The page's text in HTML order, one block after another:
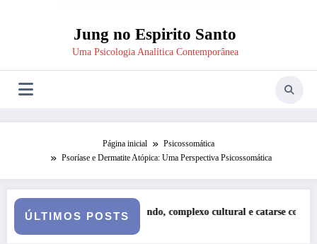
Jung no Espirito Santo
Uma Psicologia Analítica Contemporânea
Página inicial
Psicossomática
Psoríase e Dermatite Atópica: Uma Perspectiva Psicossomática
ÚLTIMOS POSTS
e catarse coletiva: reflexões sobre o 7×1 e a alma brasileira
Série Narciso: O Narcisismo –